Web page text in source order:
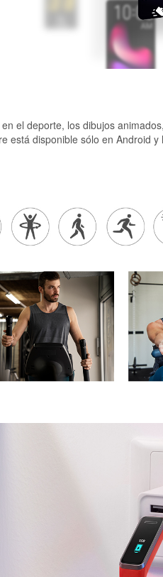
el deporte, los dibujos
está disponible sólo en Android